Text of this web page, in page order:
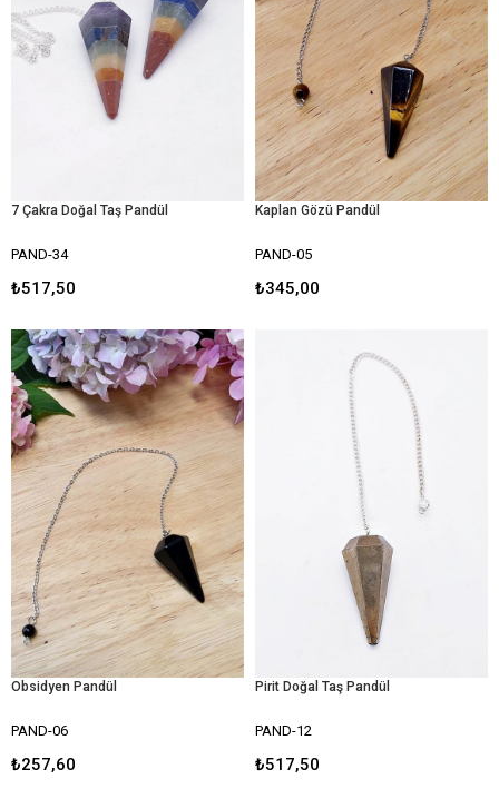
7 Çakra Doğal Taş Pandül
PAND-34
₺517,50
Kaplan Gözü Pandül
PAND-05
₺345,00
Obsidyen Pandül
PAND-06
₺257,60
Pirit Doğal Taş Pandül
PAND-12
₺517,50